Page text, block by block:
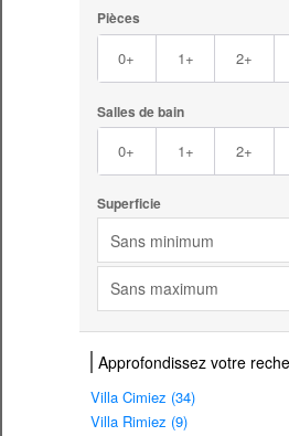
Pièces
0+ 1+ 2+
Salles de bain
0+ 1+ 2+
Superficie
Sans minimum
Sans maximum
Approfondissez votre
Villa Cimiez (34)
Villa Rimiez (9)